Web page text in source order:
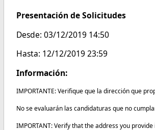
Presentación de Solicitudes
Desde: 03/12/2019 14:50
Hasta: 12/12/2019 23:59
Información:
IMPORTANTE: Verifique que la dirección que
No se evaluarán las candidaturas que no
IMPORTANT: Verify that the address you